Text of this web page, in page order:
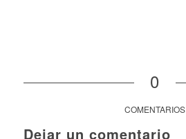
0
COMENTARIOS
Dejar un comentario